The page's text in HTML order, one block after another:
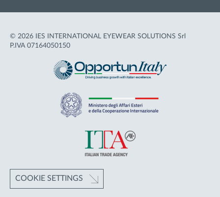
© 2026 IES INTERNATIONAL EYEWEAR SOLUTIONS Srl
P.IVA 07164050150
COOKIE SETTINGS